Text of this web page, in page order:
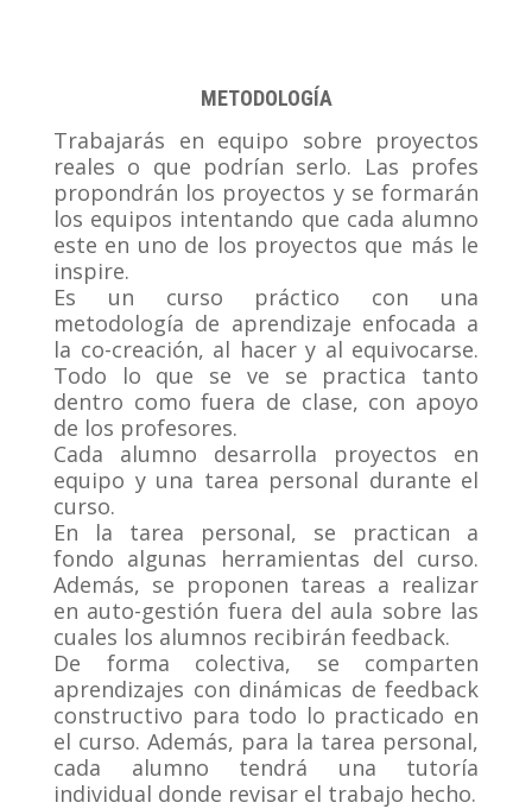
METODOLOGÍA
Trabajarás en equipo sobre proyectos
reales o que podrían serlo. Las profes
propondrán los proyectos y se formarán
los equipos intentando que cada alumno
este en uno de los proyectos que más le
inspire.
Es un curso práctico con una
metodología de aprendizaje enfocada a
la co-creación, al hacer y al equivocarse.
Todo lo que se ve se practica tanto
dentro como fuera de clase, con apoyo
de los profesores.
Cada alumno desarrolla proyectos en
equipo y una tarea personal durante el
curso.
En la tarea personal, se practican a
fondo algunas herramientas del curso.
Además, se proponen tareas a realizar
en auto-gestión fuera del aula sobre las
cuales los alumnos recibirán feedback.
De forma colectiva, se comparten
aprendizajes con dinámicas de feedback
constructivo para todo lo practicado en
el curso. Además, para la tarea personal,
cada alumno tendrá una tutoría
individual donde revisar el trabajo hecho.